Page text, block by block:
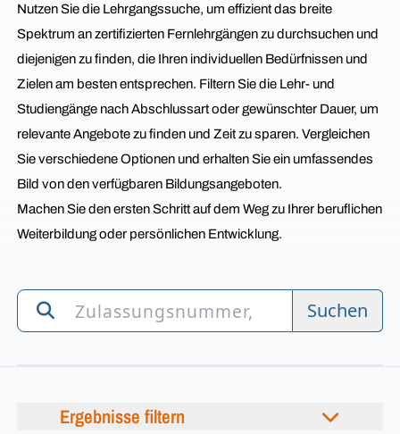
Nutzen Sie die Lehrgangssuche, um effizient das breite
Spektrum an zertifizierten Fernlehrgängen zu durchsuchen und
diejenigen zu finden, die Ihren individuellen Bedürfnissen und
Zielen am besten entsprechen. Filtern Sie die Lehr- und
Studiengänge nach Abschlussart oder gewünschter Dauer, um
relevante Angebote zu finden und Zeit zu sparen. Vergleichen
Sie verschiedene Optionen und erhalten Sie ein umfassendes
Bild von den verfügbaren Bildungsangeboten.
Machen Sie den ersten Schritt auf dem Weg zu Ihrer beruflichen
Weiterbildung oder persönlichen Entwicklung.
Suchen
Ergebnisse filtern